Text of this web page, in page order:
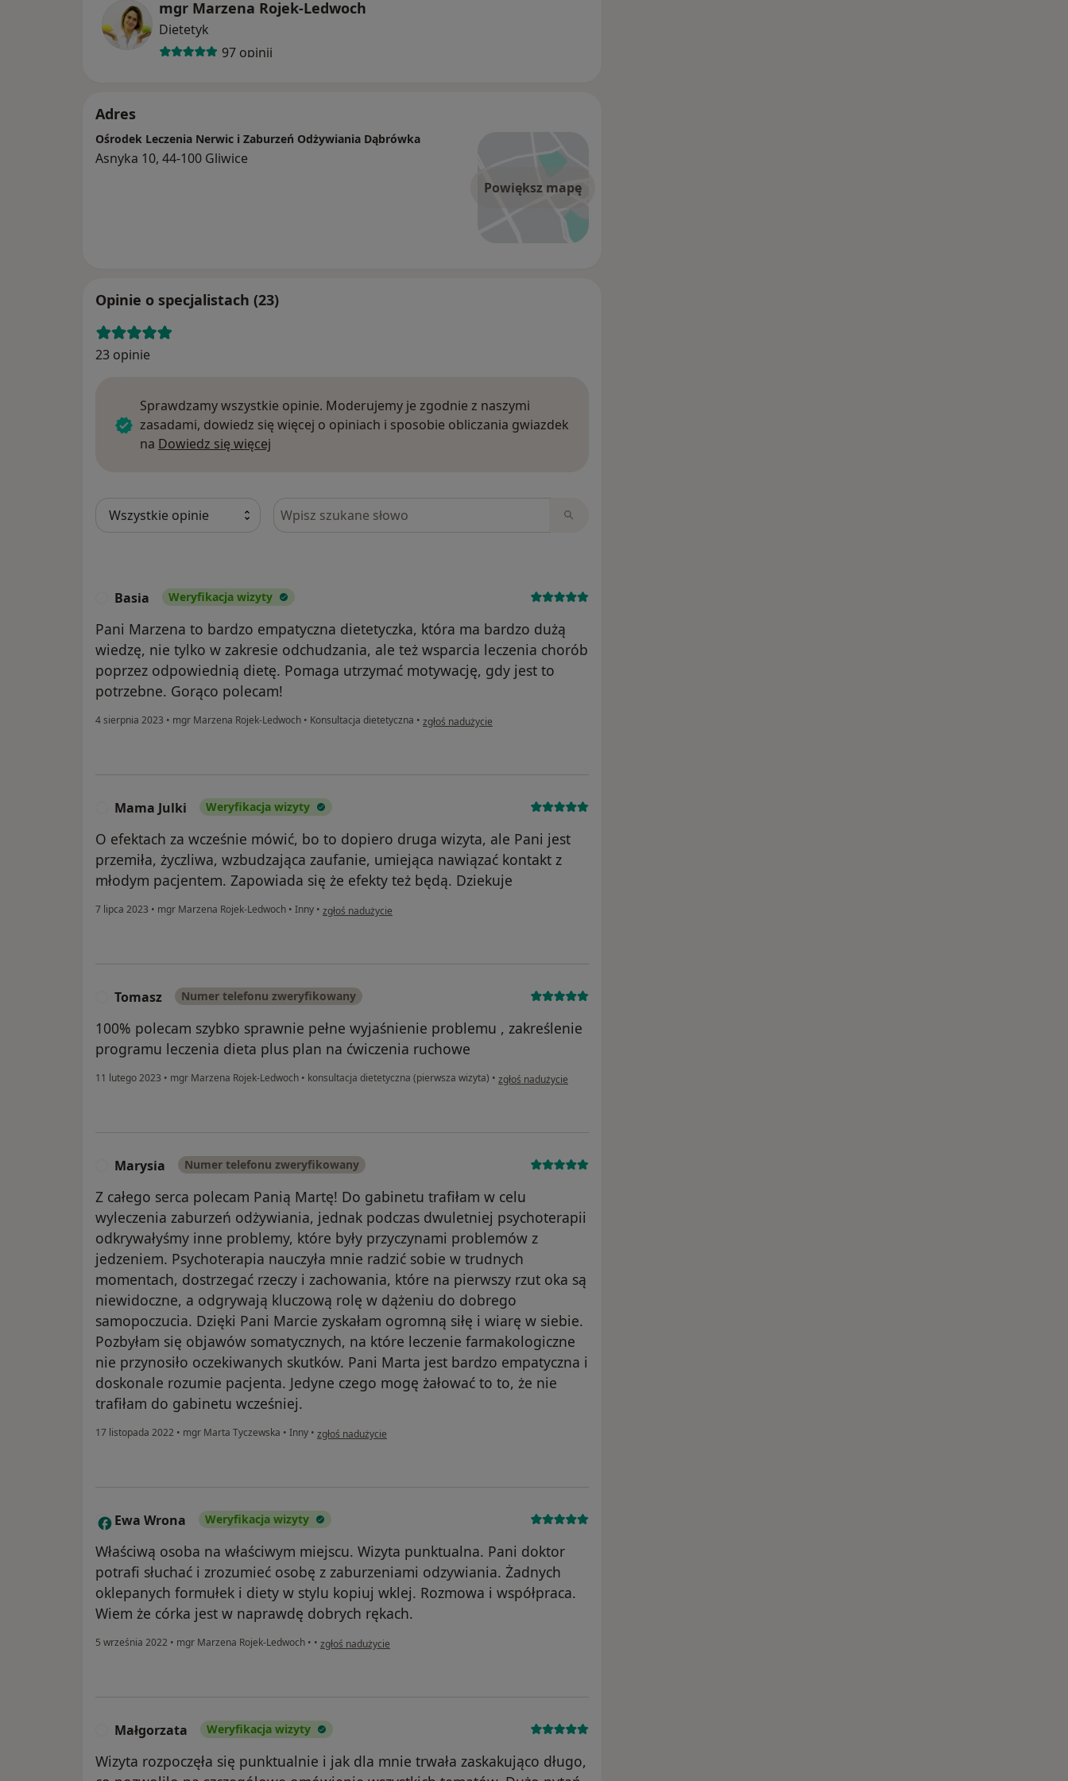
mgr Marzena Rojek-Ledwoch
Dietetyk
97 opinii
Adres
Powiększ mapę
Ośrodek Leczenia Nerwic i Zaburzeń Odżywiania Dąbrówka
Asnyka 10, 44-100 Gliwice
Opinie o specjalistach (23)
23 opinie
Sprawdzamy wszystkie opinie. Moderujemy je zgodnie z naszymi
zasadami, dowiedz się więcej o opiniach i sposobie obliczania gwiazdek
na Dowiedz się więcej
Szukaj w opiniach
Basia Weryfikacja wizyty
Pani Marzena to bardzo empatyczna dietetyczka, która ma bardzo dużą
wiedzę, nie tylko w zakresie odchudzania, ale też wsparcia leczenia chorób
poprzez odpowiednią dietę. Pomaga utrzymać motywację, gdy jest to
potrzebne. Gorąco polecam!
4 sierpnia 2023 • mgr Marzena Rojek-Ledwoch • Konsultacja dietetyczna • w opinii użytkownika Basia
zgłoś nadużycie
Mama Julki Weryfikacja wizyty
O efektach za wcześnie mówić, bo to dopiero druga wizyta, ale Pani jest
przemiła, życzliwa, wzbudzająca zaufanie, umiejąca nawiązać kontakt z
młodym pacjentem. Zapowiada się że efekty też będą. Dziekuje
7 lipca 2023 • mgr Marzena Rojek-Ledwoch • Inny • w opinii użytkownika Mama Julki
zgłoś nadużycie
Tomasz Numer telefonu zweryfikowany
100% polecam szybko sprawnie pełne wyjaśnienie problemu , zakreślenie
programu leczenia dieta plus plan na ćwiczenia ruchowe
11 lutego 2023 • mgr Marzena Rojek-Ledwoch • konsultacja dietetyczna (pierwsza wizyta) • w opinii użytkownika Tomasz
zgłoś nadużycie
Marysia Numer telefonu zweryfikowany
Z całego serca polecam Panią Martę! Do gabinetu trafiłam w celu
wyleczenia zaburzeń odżywiania, jednak podczas dwuletniej psychoterapii
odkrywałyśmy inne problemy, które były przyczynami problemów z
jedzeniem. Psychoterapia nauczyła mnie radzić sobie w trudnych
momentach, dostrzegać rzeczy i zachowania, które na pierwszy rzut oka są
niewidoczne, a odgrywają kluczową rolę w dążeniu do dobrego
samopoczucia. Dzięki Pani Marcie zyskałam ogromną siłę i wiarę w siebie.
Pozbyłam się objawów somatycznych, na które leczenie farmakologiczne
nie przynosiło oczekiwanych skutków. Pani Marta jest bardzo empatyczna i
doskonale rozumie pacjenta. Jedyne czego mogę żałować to to, że nie
trafiłam do gabinetu wcześniej.
17 listopada 2022 • mgr Marta Tyczewska • Inny • w opinii użytkownika Marysia
zgłoś nadużycie
E Ewa Wrona Weryfikacja wizyty
Właściwą osoba na właściwym miejscu. Wizyta punktualna. Pani doktor
potrafi słuchać i zrozumieć osobę z zaburzeniami odzywiania. Żadnych
oklepanych formułek i diety w stylu kopiuj wklej. Rozmowa i współpraca.
Wiem że córka jest w naprawdę dobrych rękach.
5 września 2022 • mgr Marzena Rojek-Ledwoch • • w opinii użytkownika Ewa Wrona
zgłoś nadużycie
Małgorzata Weryfikacja wizyty
Wizyta rozpoczęła się punktualnie i jak dla mnie trwała zaskakująco długo,